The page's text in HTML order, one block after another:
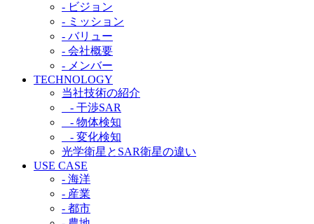
- ビジョン
- ミッション
- バリュー
- 会社概要
- メンバー
TECHNOLOGY
当社技術の紹介​
- 干渉SAR​
- 物体検知​
- 変化検知​
光学衛星とSAR衛星の違い​
USE CASE
- 海洋
- 産業
- 都市​